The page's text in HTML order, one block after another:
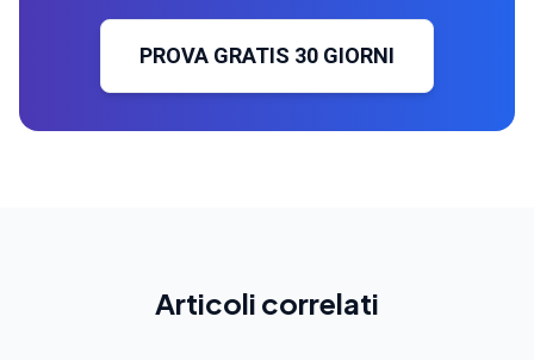
PROVA GRATIS 30 GIORNI
Articoli correlati